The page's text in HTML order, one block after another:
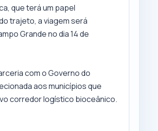
que terá um papel
trajeto, a viagem será
Grande no dia 14 de
com o Governo do
aos municípios que
corredor logístico bioceânico.